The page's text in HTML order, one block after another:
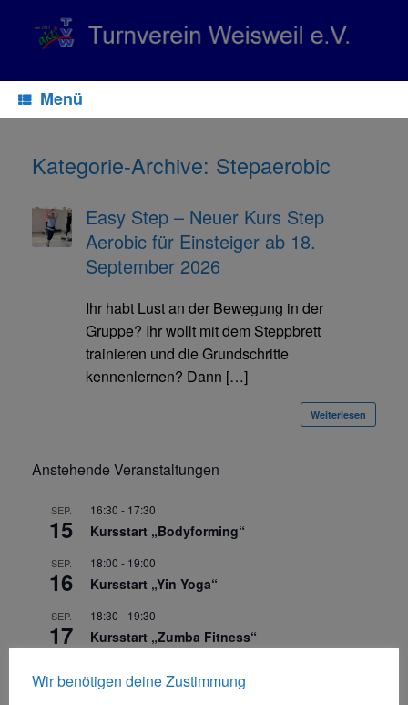
springen
Menü
Kategorie-Archive: Stepaerobic
Easy Step – Neuer Kurs Step
Aerobic für Einsteiger ab 18.
September 2026
Ihr habt Lust an der Bewegung in der
Gruppe? Ihr wollt mit dem Steppbrett
trainieren und die Grundschritte
kennenlernen? Dann […]
Weiterlesen
Anstehende Veranstaltungen
SEP.
15
16:30 - 17:30
Kursstart „Bodyforming“
SEP.
16
18:00 - 19:00
Kursstart „Yin Yoga“
SEP.
17
18:30 - 19:30
Kursstart „Zumba Fitness“
17 Kursstart „Pilates“
Wir benötigen deine Zustimmung